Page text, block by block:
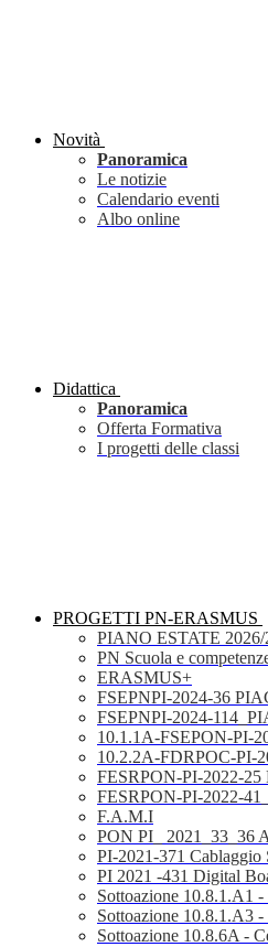
Novità
Panoramica
Le notizie
Calendario eventi
Albo online
Didattica
Panoramica
Offerta Formativa
I progetti delle classi
PROGETTI PN-ERASMUS
PIANO ESTATE 2026/
PN Scuola e
ERASMUS+
FSEPNPI-2024-36
FSEPNPI-2024-
10.1.1A-FSEPON-PI-
10.2.2A-FDRPOC-PI-
FESRPON-PI-2022-
FESRPON-PI-2022-
F.A.M.I
PON PI_ 2021_33_36
PI-2021-371 Cablaggio
PI 2021 -431 Digital
Sottoazione 10.8.1.A1
Sottoazione 10.8.1.A3
Sottoazione 10.8.6A -